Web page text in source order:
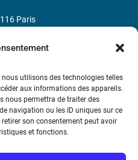
nous utilisons des technologies telles
aux informations des appareils.
nous permettra de traiter des
navigation ou les ID uniques sur ce
son consentement peut avoir
et fonctions.
Paris
Iéna » Ligne 9
APE : 9412Z TVA intra-
232